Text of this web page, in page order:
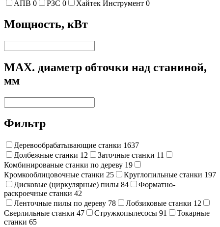
АПВ 0 РЗС 0 Хайтек Инструмент 0
Мощность, кВт
MAX. диаметр обточки над станиной,
мм
Фильтр
Деревообрабатывающие станки 1637
Долбежные станки 12 Заточные станки 11
Комбинированые станки по дереву 19
Кромкооблицовочные станки 25 Круглопильные станки 197
Дисковые (циркулярные) пилы 84
Форматно-
раскроечные станки 42
Ленточные пилы по дереву 78 Лобзиковые станки 12
Сверлильные станки 47 Стружкопылесосы 91
Токарные
станки 65